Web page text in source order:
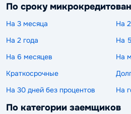
По сроку
На 3 месяца
На
На 2 года
На
На 6 месяцев
На
Краткосрочные
На 30 дней без процентов
На
По категории заемщиков